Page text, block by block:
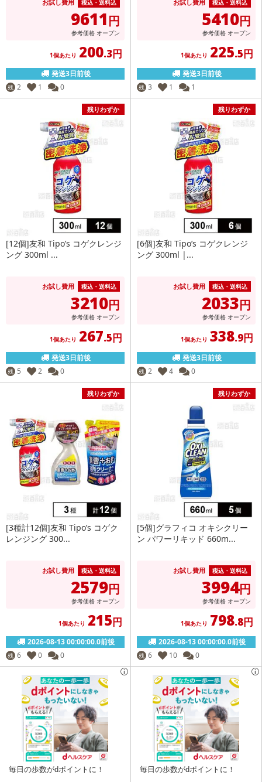
お試し費用 税込・送料込
9611円
参考価格 オープン
1個あたり 200.3円
発送3日前後
残 2 1 0
お試し費用 税込・送料込
5410円
参考価格 オープン
1個あたり 225.5円
発送3日前後
残 3 1 1
残りわずか
[12個]友和 Tipo’s コゲクレンジ
ング 300ml ...
お試し費用 税込・送料込
3210円
参考価格 オープン
1個あたり 267.5円
発送3日前後
残 5 2 0
残りわずか
[6個]友和 Tipo’s コゲクレンジ
ング 300ml |...
お試し費用 税込・送料込
2033円
参考価格 オープン
1個あたり 338.9円
発送3日前後
残 2 4 0
残りわずか
[3種計12個]友和 Tipo’s コゲク
レンジング 300...
お試し費用 税込・送料込
2579円
参考価格 オープン
1個あたり 215円
2026-08-13 00:00:00.0前後
残 6 0 0
残りわずか
[5個]グラフィコ オキシクリー
ン パワーリキッド 660m...
お試し費用 税込・送料込
3994円
参考価格 オープン
1個あたり 798.8円
2026-08-13 00:00:00.0前後
残 6 10 0
毎日の歩数がdポイントに！ 毎日の歩数がdポイントに！